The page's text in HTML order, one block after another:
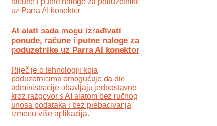
AI alati sada mogu izrađivati
ponude, račune i putne naloge za
poduzetnike uz Parra AI konektor
Riječ je o tehnologiji koja
poduzetnicima omogućuje da dio
administracije obavljaju jednostavno
kroz razgovor s AI alatom bez ručnog
unosa podataka i bez prebacivanja
između više aplikacija.